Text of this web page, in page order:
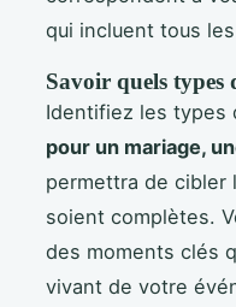
qui incluent tous
Savoir quels types
Identifiez les types
pour un mariage,
permettra de cibler
soient complètes.
des moments clés
vivant de votre